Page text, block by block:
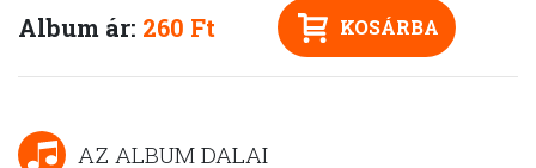
Album ár: 260 Ft KOSÁRBA
AZ ALBUM DALAI